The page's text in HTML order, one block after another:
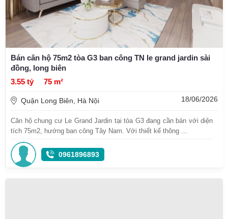
Bán căn hộ 75m2 tòa G3 ban công TN le grand jardin sài
đồng, long biên
3.55 tỷ
75 m²
Quận Long Biên, Hà Nội 18/06/2026
Căn hộ chung cư Le Grand Jardin tại tòa G3 đang cần bán với diện
tích 75m2, hướng ban công Tây Nam. Với thiết kế thông ...
0961896893